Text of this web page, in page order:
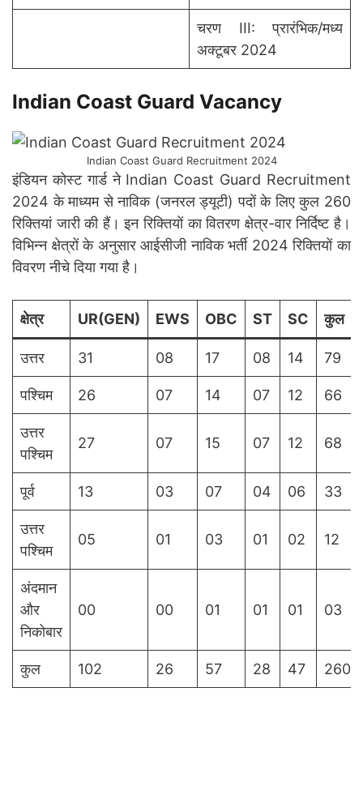
चरण III: प्रारंभिक/मध्य
अक्टूबर 2024
Indian Coast Guard Vacancy
Indian Coast Guard Recruitment 2024
इंडियन कोस्ट गार्ड ने Indian Coast Guard Recruitment
2024 के माध्यम से नाविक (जनरल ड्यूटी) पदों के लिए कुल 260
रिक्तियां जारी की हैं। इन रिक्तियों का वितरण क्षेत्र-वार निर्दिष्ट है।
विभिन्न क्षेत्रों के अनुसार आईसीजी नाविक भर्ती 2024 रिक्तियों का
विवरण नीचे दिया गया है।
क्षेत्र UR(GEN) EWS OBC ST SC कुल
उत्तर 31 08 17 08 14 79
पश्चिम 26 07 14 07 12 66
उत्तर
पश्चिम
27 07 15 07 12 68
पूर्व 13 03 07 04 06 33
उत्तर
पश्चिम
05 01 03 01 02 12
अंदमान
और
निकोबार
00 00 01 01 01 03
कुल 102 26 57 28 47 260